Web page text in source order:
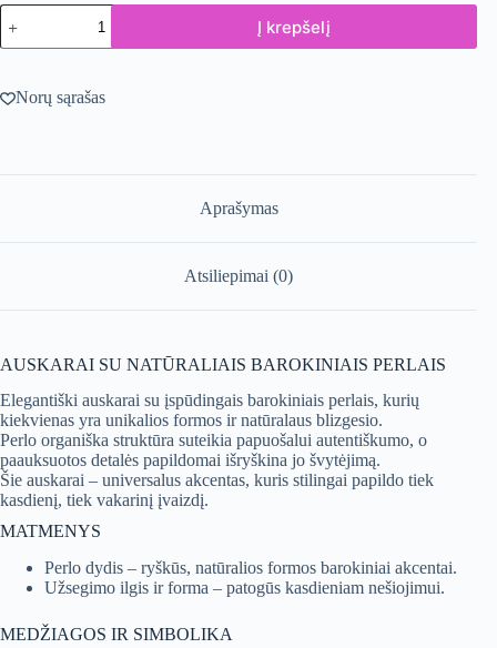
produkto
kiekis:
Auskarai
barokiniais
perlais
Į krepšelį
Norų sąrašas
Aprašymas
Atsiliepimai (0)
AUSKARAI SU NATŪRALIAIS BAROKINIAIS PERLAIS
Elegantiški auskarai su įspūdingais barokiniais perlais, kurių
kiekvienas yra unikalios formos ir natūralaus blizgesio.
Perlo organiška struktūra suteikia papuošalui autentiškumo, o
paauksuotos detalės papildomai išryškina jo švytėjimą.
Šie auskarai – universalus akcentas, kuris stilingai papildo tiek
kasdienį, tiek vakarinį įvaizdį.
MATMENYS
Perlo dydis – ryškūs, natūralios formos barokiniai akcentai.
Užsegimo ilgis ir forma – patogūs kasdieniam nešiojimui.
MEDŽIAGOS IR SIMBOLIKA